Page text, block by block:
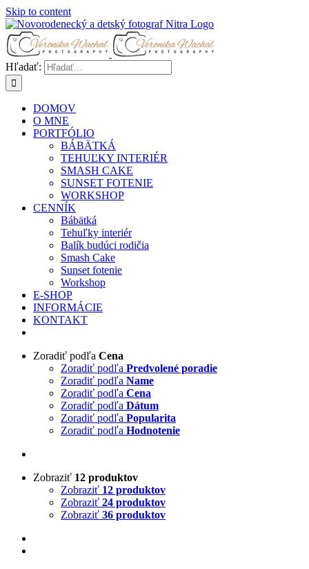
Skip to content
Hľadať:
DOMOV
O MNE
PORTFÓLIO
BÁBÄTKÁ
TEHUĽKY INTERIÉR
SMASH CAKE
SUNSET FOTENIE
WORKSHOP
CENNÍK
Bábätká
Tehuľky interiér
Balík budúci rodičia
Smash Cake
Sunset fotenie
Workshop
E-SHOP
INFORMÁCIE
KONTAKT
Zoradiť podľa Cena
Zoradiť podľa Predvolené poradie
Zoradiť podľa Name
Zoradiť podľa Cena
Zoradiť podľa Dátum
Zoradiť podľa Popularita
Zoradiť podľa Hodnotenie
Zobraziť 12 produktov
Zobraziť 12 produktov
Zobraziť 24 produktov
Zobraziť 36 produktov